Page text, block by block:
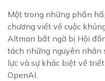
Một trong những phần
chương viết về cuộc
Altman bất ngờ bị Hội
tách những nguyên nhân
lực và sự khác biệt về
OpenAI.